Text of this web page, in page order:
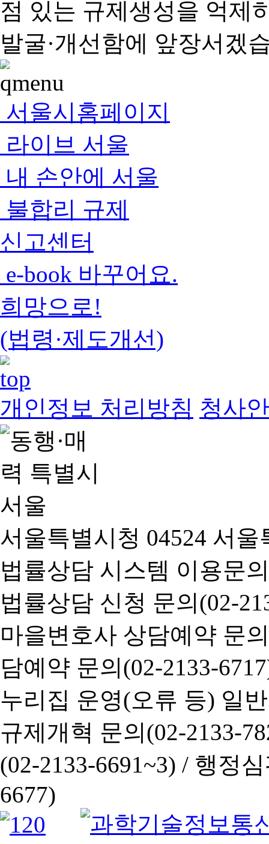
점 있는 규제생성을 억제
발굴·개선함에 앞장서겠
서울시홈페이지
라이브 서울
내 손안에 서울
불합리 규제
신고센터
e-book 바꾸어요.
희망으로!
(법령·제도개선)
개인정보 처리방침 청사
서울특별시청 04524 서
법률상담 시스템 이용문
법률상담 신청 문의(02-
마을변호사 상담예약 문
담예약 문의(02-2133-
누리집 운영(오류 등) 일
규제개혁 문의(02-2133-
(02-2133-6691~3) / 행정심
6677)